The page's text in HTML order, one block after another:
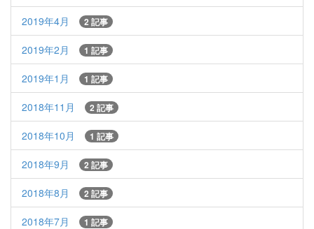
2019年4月 2 記事
2019年2月 1 記事
2019年1月 1 記事
2018年11月 2 記事
2018年10月 1 記事
2018年9月 2 記事
2018年8月 2 記事
2018年7月 1 記事